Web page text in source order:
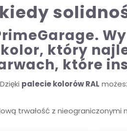
który
które
palecie kolorów RAL
trwałość z nieograniczonymi